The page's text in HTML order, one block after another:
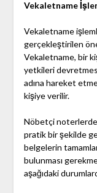
Vekaletname
Vekaletname
gerçekleştirilen
Vekaletname, bir
yetkileri
adına hareket
kişiye verilir.
Nöbetçi noterlerde
pratik bir şekilde
belgelerin
bulunması
aşağıdaki